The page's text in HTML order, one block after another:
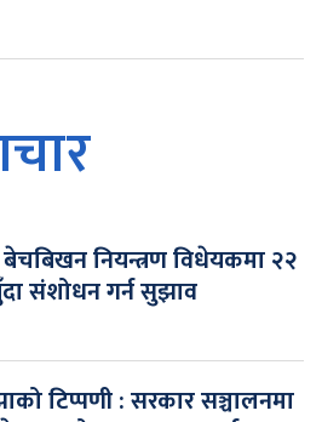
नियन्त्रण विधेयकमा २२
संशोधन गर्न सुझाव
टिप्पणी : सरकार सञ्चालनमा